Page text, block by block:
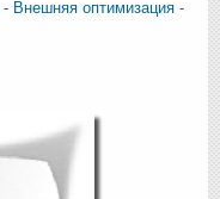
- Внешняя оптимизация -